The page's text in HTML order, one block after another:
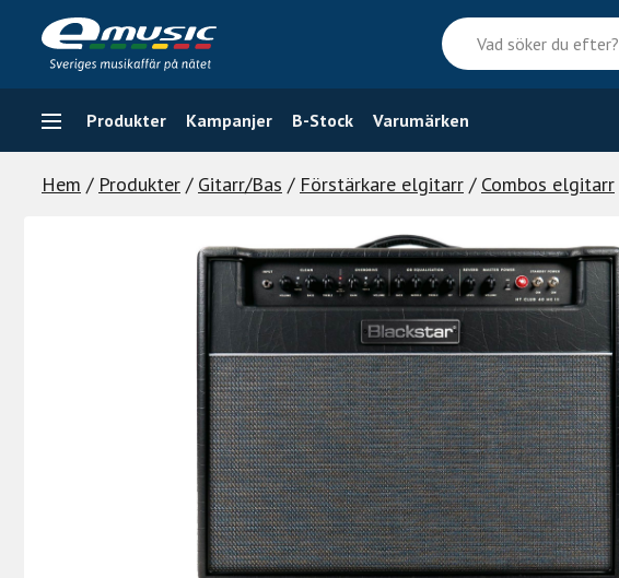
content
Vad
söker
du
efter?
Produkter Kampanjer B-Stock Varumärken
Hem / Produkter / Gitarr/Bas / Förstärkare elgitarr / Combos elgitarr